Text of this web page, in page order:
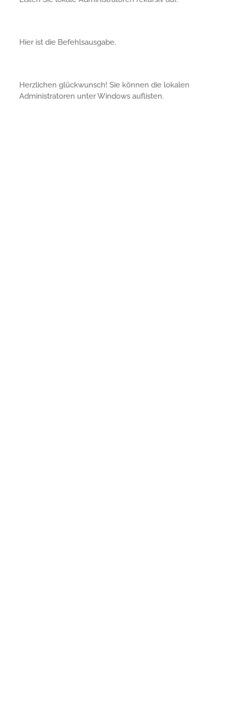
Hier ist die Befehlsausgabe.
Herzlichen glückwunsch! Sie können die lokalen
Administratoren unter Windows auflisten.